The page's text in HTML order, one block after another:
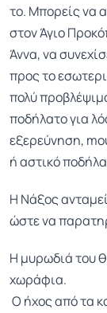
το. Μπορείς να
στον Άγιο
Άννα, να
προς το
πολύ
ποδήλατο για
εξερεύνηση,
ή αστικό
Η Νάξος
ώστε να
Η μυρωδιά του
χωράφια.
Ο ήχος από τα